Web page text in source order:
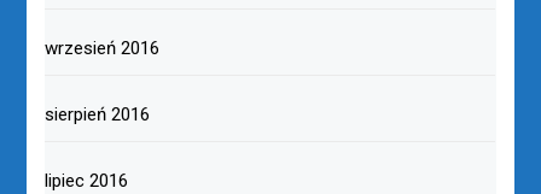
wrzesień 2016
sierpień 2016
lipiec 2016